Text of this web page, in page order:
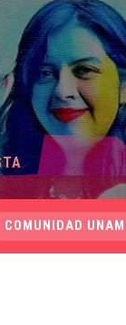
COMUNIDAD UNAM